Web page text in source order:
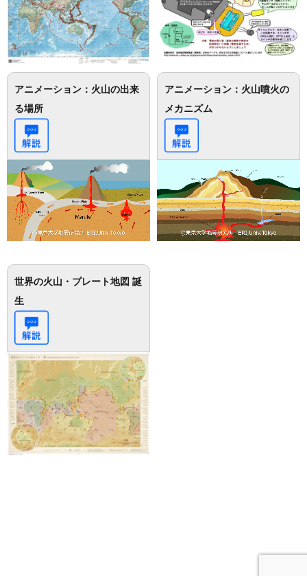
アニメーション：火山の出来
る場所
アニメーション：火山噴火の
メカニズム
世界の火山・プレート地図 誕
生